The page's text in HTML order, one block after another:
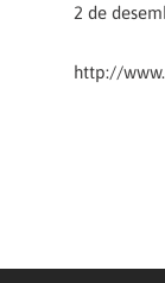
2 de
http://